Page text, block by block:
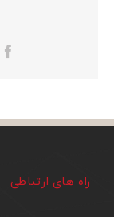
راه های ارتباطی